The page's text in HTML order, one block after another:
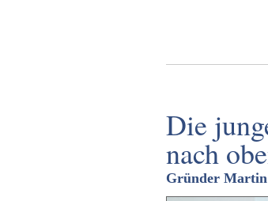
Die
nach
Gründer Martin